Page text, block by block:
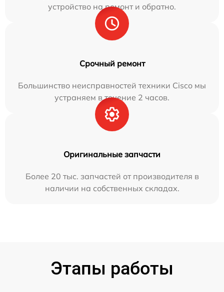
устройство на ремонт и обратно.
Срочный ремонт
Большинство неисправностей техники Cisco мы
устраняем в течение 2 часов.
Оригинальные запчасти
Более 20 тыс. запчастей от производителя в
наличии на собственных складах.
Этапы работы